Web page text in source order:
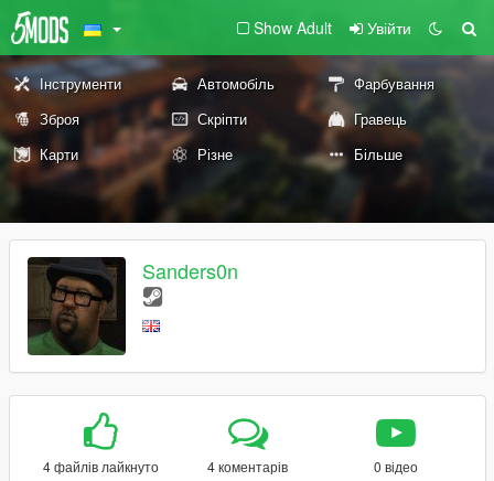
Show Adult Увійти
Інструменти Автомобіль
Фарбування
Зброя
Скріпти
Гравець
Карти
Різне Більше
Sanders0n
4 файлів лайкнуто 4 коментарів 0 відео